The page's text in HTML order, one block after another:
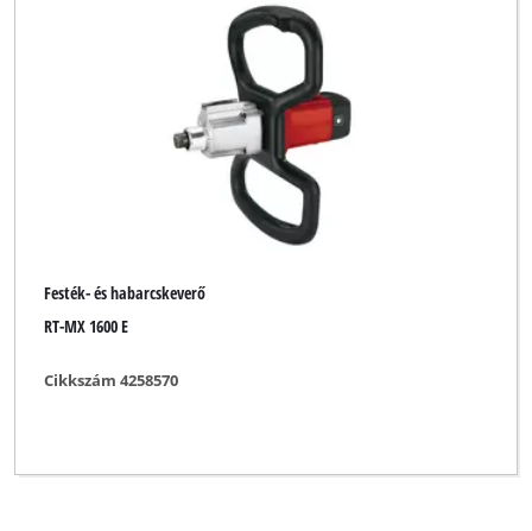
Festék- és habarcskeverő
RT-MX 1600 E
Cikkszám 4258570